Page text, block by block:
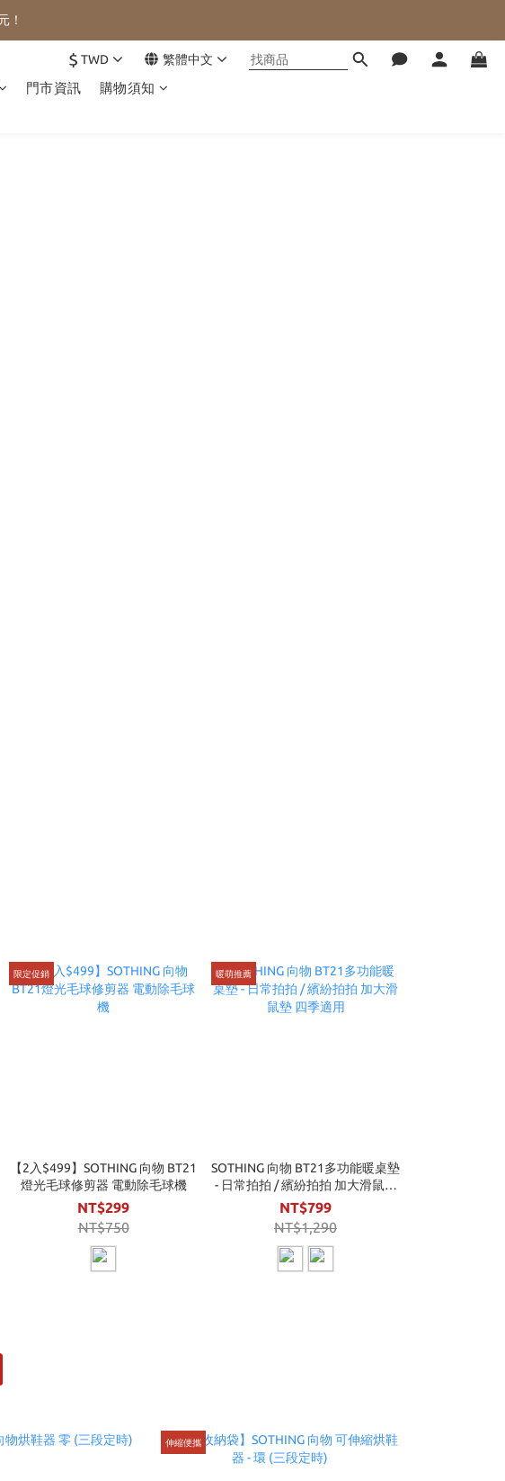
！
$ TWD 繁體中文
門市資訊 購物須知
限定促銷
【2入$499】SOTHING 向物 BT21
燈光毛球修剪器 電動除毛球機
NT$299
NT$750
暖萌推薦
SOTHING 向物 BT21多功能暖桌墊
- 日常拍拍 / 繽紛拍拍 加大滑鼠墊
四季適用
NT$799
NT$1,290
伸縮便攜